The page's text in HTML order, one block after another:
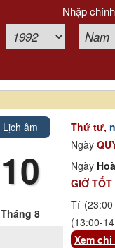
Nhập
Lịch âm
10
Tháng 8
Thứ tư,
Ngày
Ngày
GIỜ TỐT
Tí
(13:00-
Xem